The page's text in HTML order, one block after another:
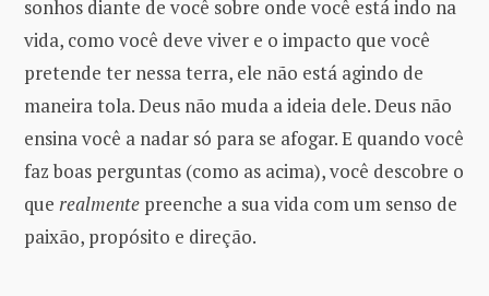
sonhos diante de você sobre onde você está indo na
vida, como você deve viver e o impacto que você
pretende ter nessa terra, ele não está agindo de
maneira tola. Deus não muda a ideia dele. Deus não
ensina você a nadar só para se afogar. E quando você
faz boas perguntas (como as acima), você descobre o
que realmente preenche a sua vida com um senso de
paixão, propósito e direção.